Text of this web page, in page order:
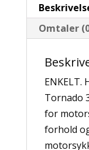
Omtaler
ENKELT.
Tornado
for
forhold